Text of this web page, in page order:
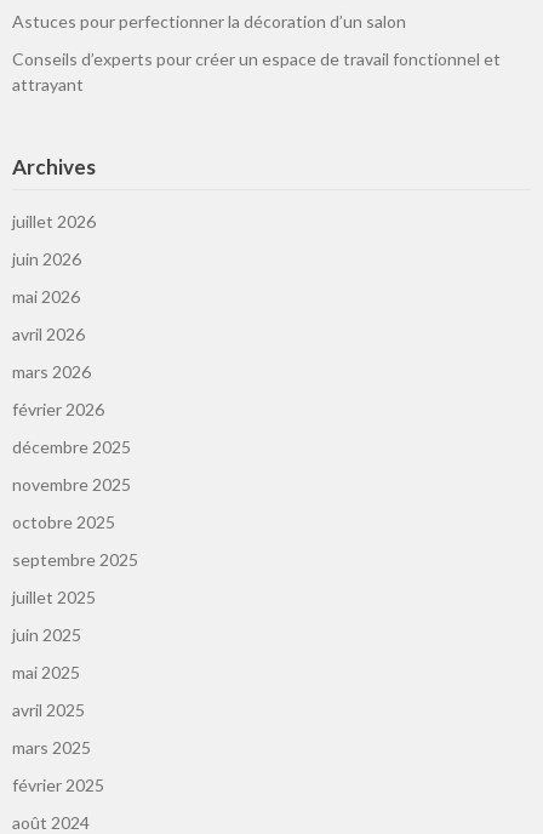
Astuces pour perfectionner la décoration d’un salon
Conseils d’experts pour créer un espace de travail fonctionnel et
attrayant
Archives
juillet 2026
juin 2026
mai 2026
avril 2026
mars 2026
février 2026
décembre 2025
novembre 2025
octobre 2025
septembre 2025
juillet 2025
juin 2025
mai 2025
avril 2025
mars 2025
février 2025
août 2024